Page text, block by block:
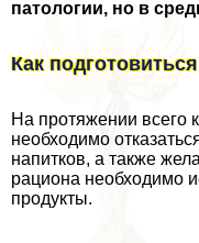
патологии, но в
Как
На протяжении всего
необходимо
напитков, а также
рациона необходимо
продукты.